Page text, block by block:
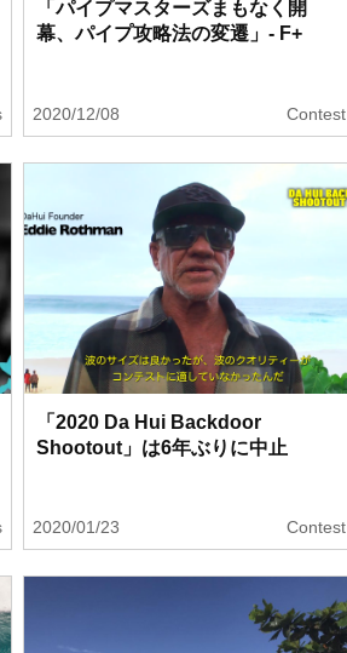
「パイプマスターズまもなく開
幕、パイプ攻略法の変遷」- F+
2020/12/08 Contest
「2020 Da Hui Backdoor
Shootout」は6年ぶりに中止
2020/01/23 Contest